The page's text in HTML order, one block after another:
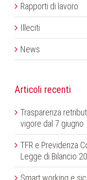
Rapporti di lavoro
Illeciti
News
Articoli recenti
Trasparenza
vigore dal 7 giugno
TFR e Previdenza
Legge di Bilancio
Smart working e